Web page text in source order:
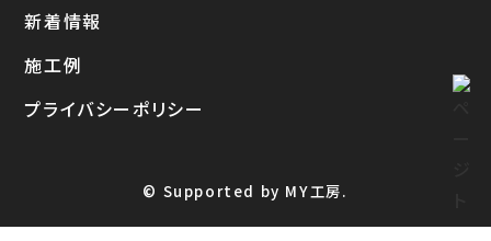
新着情報
施工例
プライバシーポリシー
© Supported by MY工房.